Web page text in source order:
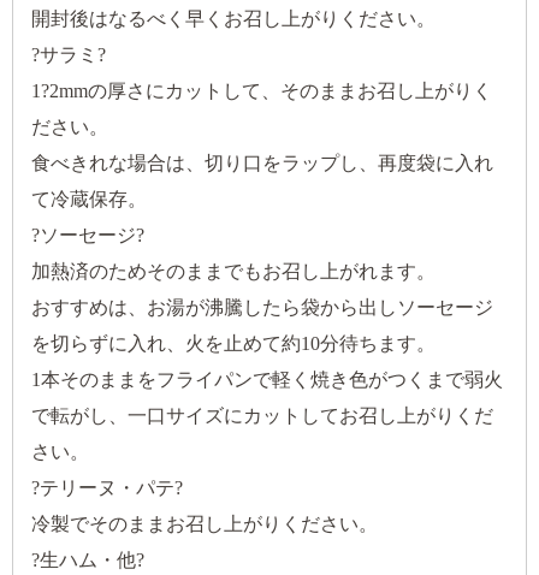
開封後はなるべく早くお召し上がりください。
?サラミ?
1?2mmの厚さにカットして、そのままお召し上がりく
ださい。
食べきれな場合は、切り口をラップし、再度袋に入れ
て冷蔵保存。
?ソーセージ?
加熱済のためそのままでもお召し上がれます。
おすすめは、お湯が沸騰したら袋から出しソーセージ
を切らずに入れ、火を止めて約10分待ちます。
1本そのままをフライパンで軽く焼き色がつくまで弱火
で転がし、一口サイズにカットしてお召し上がりくだ
さい。
?テリーヌ・パテ?
冷製でそのままお召し上がりください。
?生ハム・他?